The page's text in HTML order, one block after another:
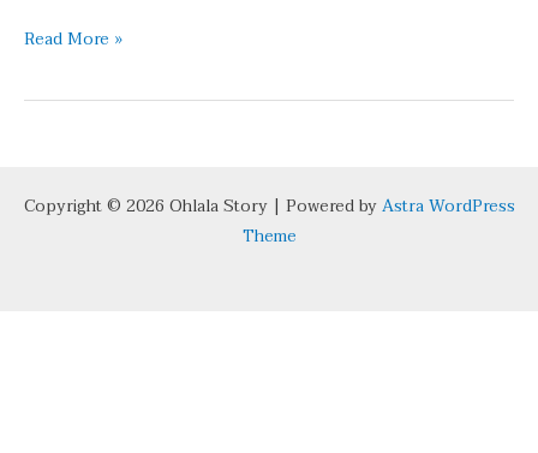
รู้จัก
Read More »
Copyright © 2026 Ohlala Story | Powered byAstra WordPress
Theme